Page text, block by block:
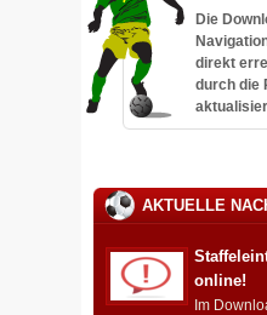
Die
direkt
durch die
AKTUELLE
online!
Im